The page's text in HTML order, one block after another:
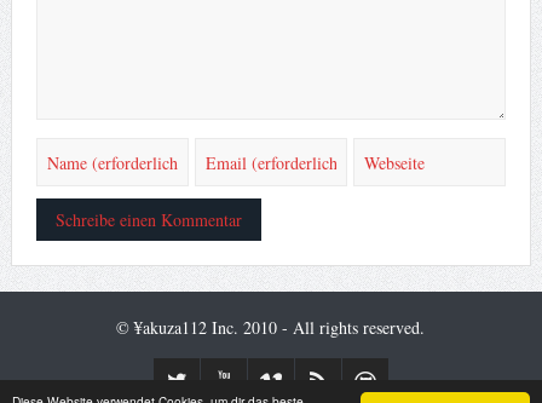
© ¥akuza112 Inc. 2010 - All rights reserved.